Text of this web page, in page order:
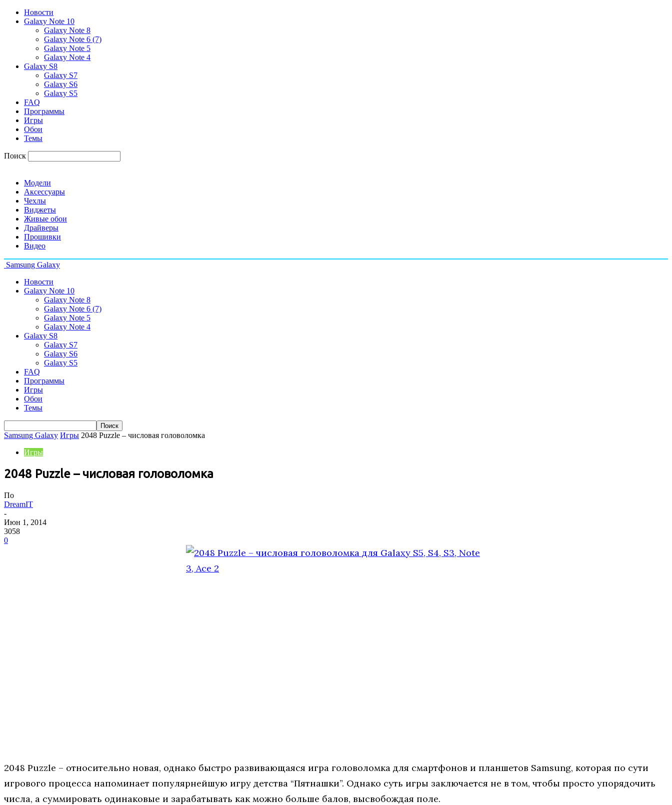
Новости
Galaxy Note 10
Galaxy Note 8
Galaxy Note 6 (7)
Galaxy Note 5
Galaxy Note 4
Galaxy S8
Galaxy S7
Galaxy S6
Galaxy S5
FAQ
Программы
Игры
Обои
Темы
Поиск
Модели
Аксессуары
Чехлы
Виджеты
Живые обои
Драйверы
Прошивки
Видео
Samsung Galaxy
Новости
Galaxy Note 10
Galaxy Note 8
Galaxy Note 6 (7)
Galaxy Note 5
Galaxy Note 4
Galaxy S8
Galaxy S7
Galaxy S6
Galaxy S5
FAQ
Программы
Игры
Обои
Темы
Samsung Galaxy Игры 2048 Puzzle – числовая головоломка
Игры
2048 Puzzle – числовая головоломка
По
DreamIT
-
Июн 1, 2014
3058
0
2048 Puzzle – относительно новая, однако быстро развивающаяся игра головоломка для смартфонов и планшетов Samsung, которая по сути
игрового процесса напоминает популярнейшую игру детства “Пятнашки”. Однако суть игры заключается не в том, чтобы просто упорядочить
числа, а суммировать одинаковые и зарабатывать как можно больше балов, высвобождая поле.